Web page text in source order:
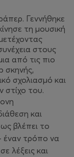
Γεννήθηκε
τη μουσική
στους
από τις πιο
σκηνής,
σχολιασμό και
του.
και
βλέπει το
έναν τρόπο να
λέξεις και